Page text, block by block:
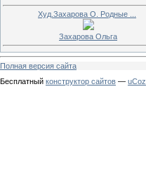
Худ.Захарова О. Родные ...
Захарова Ольга
Полная версия сайта
Бесплатный конструктор сайтов — uCoz